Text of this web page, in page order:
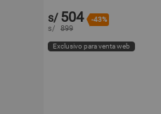
s/ 504 -43%
s/ 899
Exclusivo para venta web